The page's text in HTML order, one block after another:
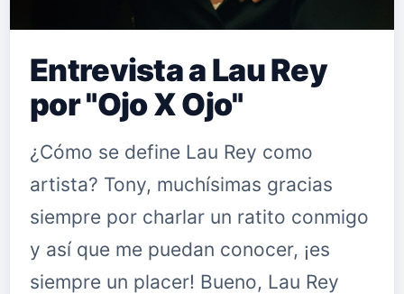
Entrevista a Lau Rey
por "Ojo X Ojo"
¿Cómo se define Lau Rey como
artista? Tony, muchísimas gracias
siempre por charlar un ratito conmigo
y así que me puedan conocer, ¡es
siempre un placer! Bueno, Lau Rey